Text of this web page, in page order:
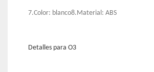
7.Color: blanco8.Material: ABS
Detalles para O3